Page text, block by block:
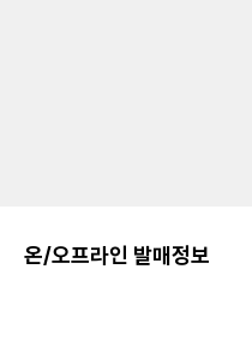
온/오프라인 발매정보